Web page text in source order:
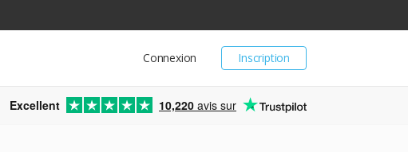
Inscription
Connexion
Excellent 10,220 avis sur